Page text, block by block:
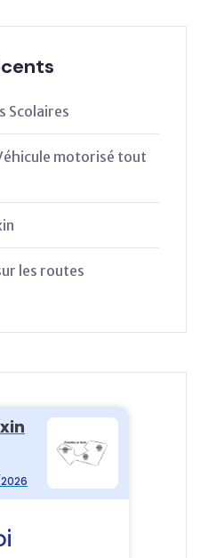
Scolaires
motorisé tout
les routes